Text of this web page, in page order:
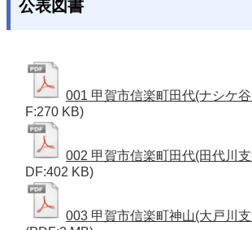
公表図書
001 甲賀市信楽町田代(ナシケ
F:270 KB)
002 甲賀市信楽町田代(田代川
DF:402 KB)
003 甲賀市信楽町神山(大戸川